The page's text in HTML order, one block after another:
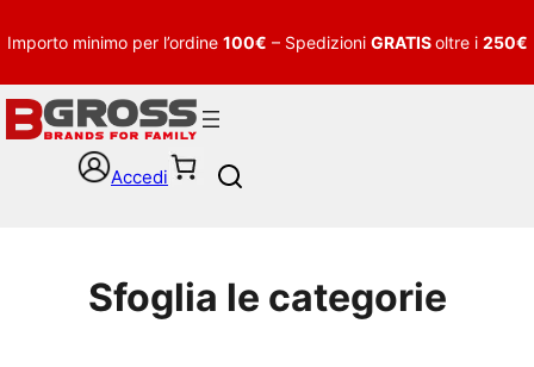
Importo minimo per l’ordine 100€ – Spedizioni GRATISoltre i 250€
Accedi
h
Sfoglia le categorie